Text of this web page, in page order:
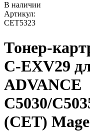
В наличии
Артикул:
CET5323
Тонер-
C-EXV29
ADVANCE
C5030/
(CET)